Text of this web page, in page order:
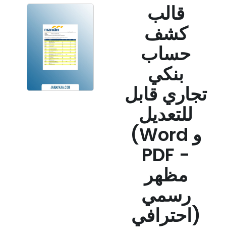
قالب
كشف
حساب
بنكي
تجاري قابل
للتعديل
(Word و
PDF -
مظهر
رسمي
احترافي)